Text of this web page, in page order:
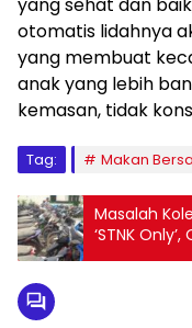
otomatis lidahnya
yang membuat
anak yang lebih
kemasan, tidak
Tag: Makan
Masalah
‘STNK